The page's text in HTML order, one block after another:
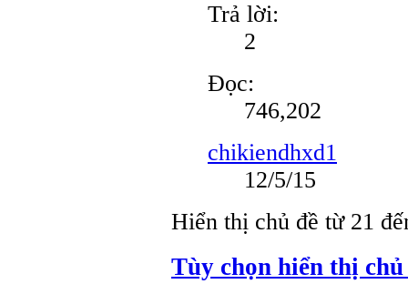
Trả lời:
2
Đọc:
746,202
chikiendhxd1
12/5/15
Hiển thị chủ đề từ 21
Tùy chọn hiển thị chủ